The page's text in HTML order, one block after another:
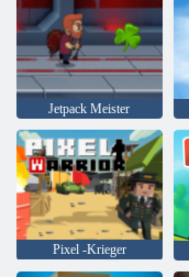
Jetpack Meister
Pixel -Krieger